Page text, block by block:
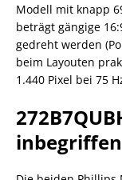
Modell mit knapp
beträgt gängige
gedreht werden
beim Layouten
1.440 Pixel bei 75
inbegriffen